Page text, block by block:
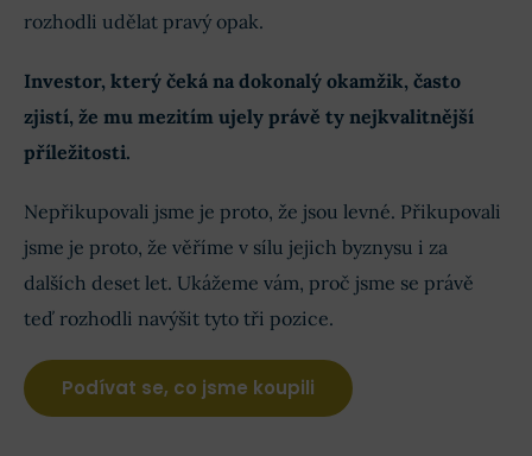
rozhodli udělat pravý opak.
Investor, který čeká na dokonalý okamžik, často
zjistí, že mu mezitím ujely právě ty nejkvalitnější
příležitosti.
Nepřikupovali jsme je proto, že jsou levné. Přikupovali
jsme je proto, že věříme v sílu jejich byznysu i za
dalších deset let. Ukážeme vám, proč jsme se právě
teď rozhodli navýšit tyto tři pozice.
Podívat se, co jsme koupili